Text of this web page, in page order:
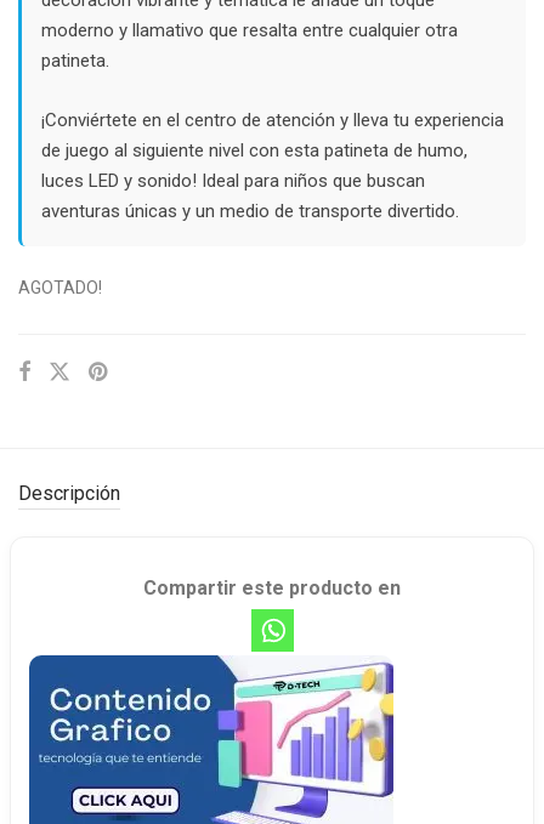
moderno y llamativo que resalta entre cualquier otra
patineta.
¡Conviértete en el centro de atención y lleva tu experiencia
de juego al siguiente nivel con esta patineta de humo,
luces LED y sonido! Ideal para niños que buscan
aventuras únicas y un medio de transporte divertido.
AGOTADO!
Descripción
Compartir este producto en